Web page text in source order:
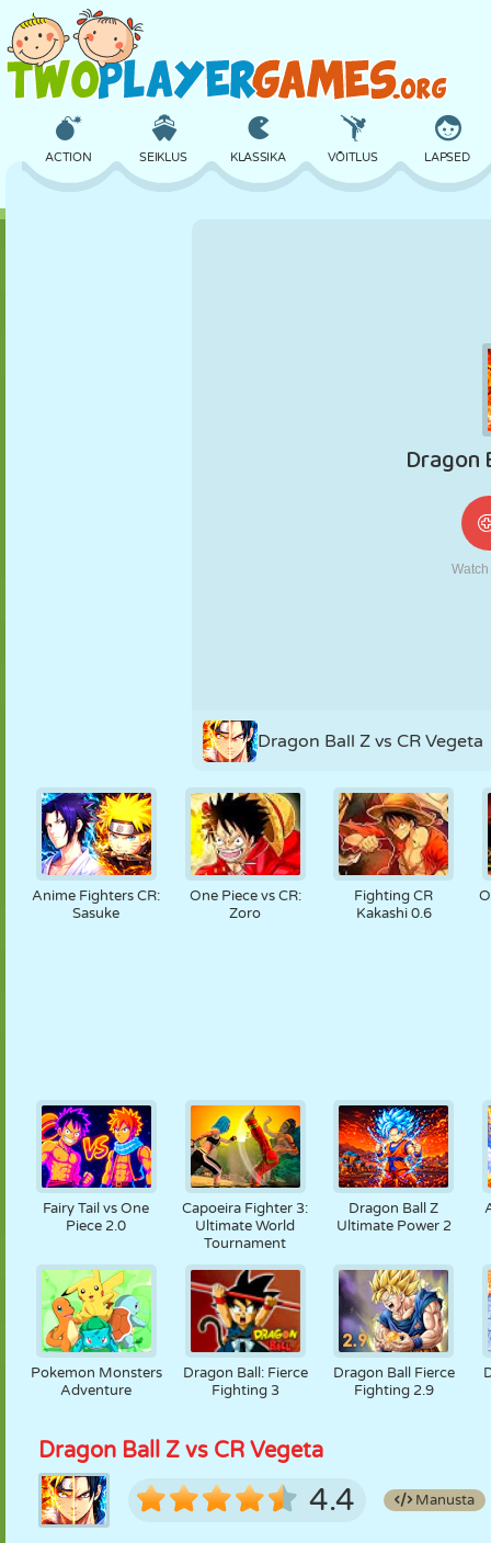
ACTION SEIKLUS KLASSIKA VÕITLUS LAPSED
DINOSAURUS
ROBOT
Dragon Ball Z vs CR Vegeta
Anime Fighters CR:
Sasuke
One Piece vs CR:
Zoro
Fighting CR
Kakashi 0.6
Fairy Tail vs One
Piece 2.0
Capoeira Fighter 3:
Ultimate World
Tournament
Dragon Ball Z
Ultimate Power 2
Pokemon Monsters
Adventure
Dragon Ball: Fierce
Fighting 3
Dragon Ball Fierce
Fighting 2.9
Dragon Ball Z vs CR Vegeta
4.4 Manusta